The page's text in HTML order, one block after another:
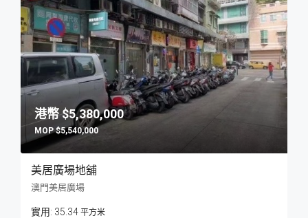
$5,380,000
$5,540,000
美居廣場地舖
澳門美居廣場
35.34 平方米